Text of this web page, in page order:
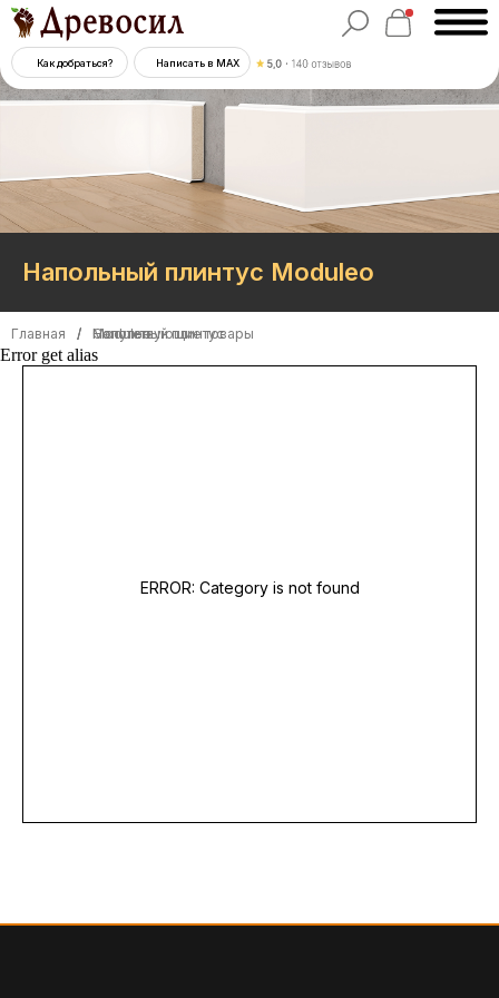
Написать в MAX
Как добраться?
Напольный плинтус Moduleo
Главная Moduleo
// Напольный плинтус
Сопутствующие товары
/
Error get alias
ERROR: Category is not found